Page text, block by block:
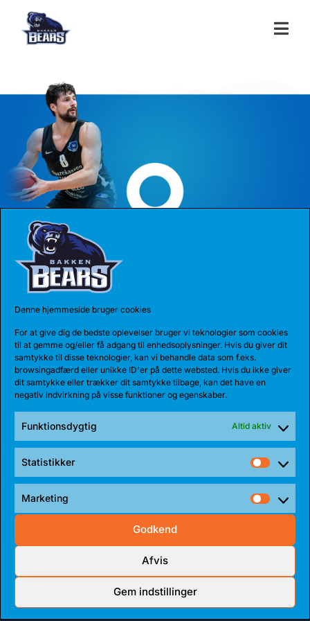
Denne hjemmeside bruger cookies
For at give dig de bedste oplevelser bruger vi teknologier som cookies
til at gemme og/eller få adgang til enhedsoplysninger. Hvis du giver dit
samtykke til disse teknologier, kan vi behandle data som f.eks.
browsingadfærd eller unikke ID'er på dette websted. Hvis du ikke giver
dit samtykke eller trækker dit samtykke tilbage, kan det have en
negativ indvirkning på visse funktioner og egenskaber.
Funktionsdygtig Altid aktiv
Statistikker
Marketing
Godkend
Afvis
Gem indstillinger
KK FMP Beograd
Meet all our partners